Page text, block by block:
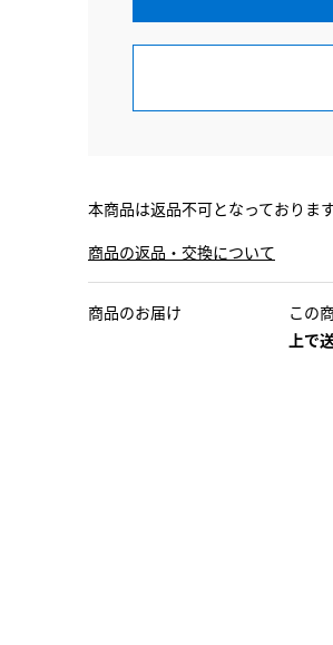
本商品は返品不可となっておりま
商品の返品・交換について
商品のお届け この
上で